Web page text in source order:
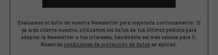
Evaluamos el éxito de nuestra Newsletter para mejorarla continuamente. Si
ya eres cliente nuestro, utilizamos los datos de tus últimos pedidos para
adaptar la Newsletter a tus intereses, haciéndola así más valiosa para ti.
Nuestras condiciones de protección de datos se aplican.